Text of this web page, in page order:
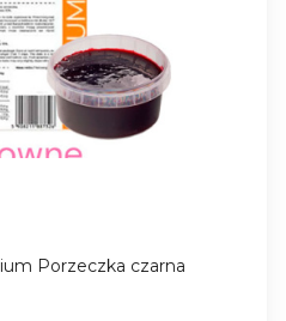
Porzeczka czarna